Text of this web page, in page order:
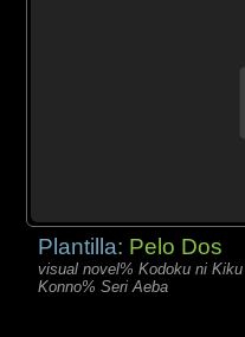
Plantilla: Pelo Dos
visual novel% Kodoku ni
Konno% Seri Aeba